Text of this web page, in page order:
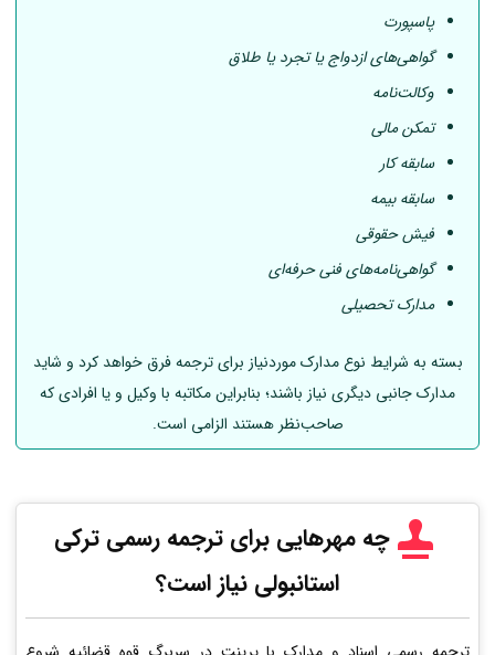
پاسپورت
گواهی‌های ازدواج یا تجرد یا طلاق
وکالت‌نامه
تمکن مالی
سابقه کار
سابقه بیمه
فیش حقوقی
گواهی‌نامه‌های فنی حرفه‌ای
مدارک تحصیلی
بسته به شرایط نوع مدارک موردنیاز برای ترجمه فرق خواهد کرد و شاید
مدارک جانبی دیگری نیاز باشند؛ بنابراین مکاتبه با وکیل و یا افرادی که
صاحب‌نظر هستند الزامی است.
چه مهرهایی برای ترجمه رسمی ترکی
استانبولی نیاز است؟